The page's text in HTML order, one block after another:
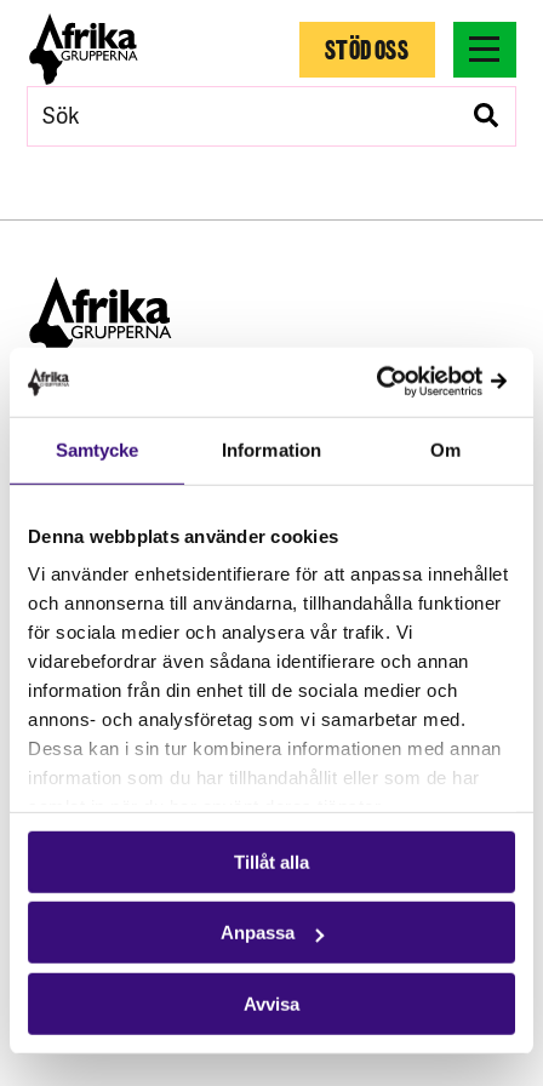
Samtycke Information Om
Denna webbplats använder cookies
Vi använder enhetsidentifierare för att anpassa innehållet
och annonserna till användarna, tillhandahålla funktioner
för sociala medier och analysera vår trafik. Vi
vidarebefordrar även sådana identifierare och annan
information från din enhet till de sociala medier och
annons- och analysföretag som vi samarbetar med.
Dessa kan i sin tur kombinera informationen med annan
information som du har tillhandahållit eller som de har
Tillåt alla
Anpassa
Avvisa
STÖD OSS
Hitta snabbt
STÖD OSS
Vårt arbete
Gåvoshop
Kontakta oss
Hitta kontaktperson
Pressrum
Följ oss
Facebook
Instagram
Få vårt nyhetsbrev